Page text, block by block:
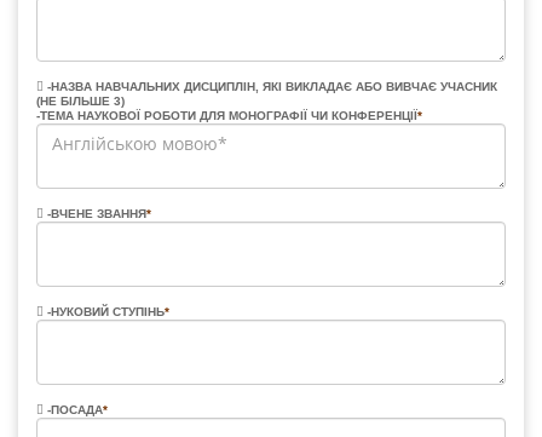
-НАЗВА НАВЧАЛЬНИХ ДИСЦИПЛІН, ЯКІ ВИКЛАДАЄ АБО ВИВЧАЄ УЧАСНИК
(НЕ БІЛЬШЕ 3)
-ТЕМА НАУКОВОЇ РОБОТИ ДЛЯ МОНОГРАФІЇ ЧИ КОНФЕРЕНЦІЇ*
-ВЧЕНЕ ЗВАННЯ*
-НУКОВИЙ СТУПІНЬ*
-ПОСАДА*